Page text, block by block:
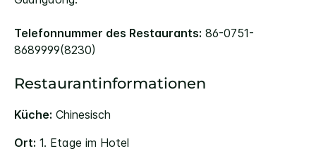
Telefonnummer des Restaurants: 86-0751-
8689999(8230)
Restaurantinformationen
Küche: Chinesisch
Ort: 1. Etage im Hotel